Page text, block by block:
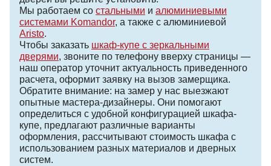
Мы работаем со стальными и алюминиевыми
системами Komandor, а также с алюминиевой
Aristo.
Чтобы заказать шкаф-купе с зеркальными
дверями, звоните по телефону вверху страницы —
наш оператор уточнит актуальность приведенного
расчета, оформит заявку на вызов замерщика.
Обратите внимание: на замер у нас выезжают
опытные мастера-дизайнеры. Они помогают
определиться с удобной конфигурацией шкафа-
купе, предлагают различные варианты
оформления, рассчитывают стоимость шкафа с
использованием разных материалов и дверных
систем.